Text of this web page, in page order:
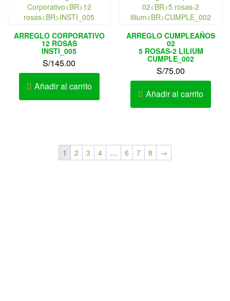
ARREGLO CORPORATIVO
12 ROSAS
INSTI_005
S/145.00
Añadir al carrito
ARREGLO CUMPLEAÑOS
02
5 ROSAS-2 LILIUM
CUMPLE_002
S/75.00
Añadir al carrito
1 2 3 4 … 6 7 8 →